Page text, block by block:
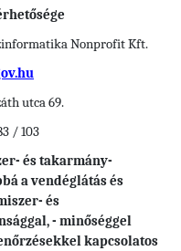
Nonprofit Kft.
utca 69.
/ 103
és takarmány-
a vendéglátás és
és
- minőséggel
kapcsolatos